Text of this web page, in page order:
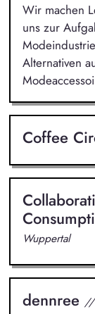
Wir machen
uns zur
Alternativen
Coffee
Wuppertal
dennree //